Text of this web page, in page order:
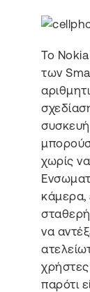
Το
των
συσκευή
χωρίς
κάμερα,
να
παρότι